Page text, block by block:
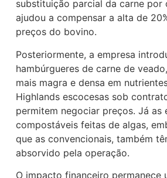
substituição parcial da carne por
ajudou a compensar a alta de
preços do bovino.
Posteriormente, a empresa
hambúrgueres de carne de
mais magra e densa em
Highlands escocesas sob
permitem negociar preços. Já as
compostáveis feitas de algas,
que as convencionais, também
absorvido pela operação.
O impacto financeiro permanece